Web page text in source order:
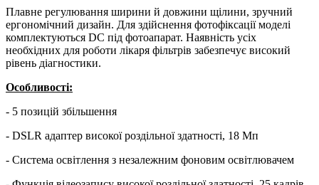
Плавне регулювання ширини й довжини щілини, зручний
ергономічний дизайн. Для здійснення фотофіксації моделі
комплектуються DC під фотоапарат. Наявність усіх
необхідних для роботи лікаря фільтрів забезпечує високий
рівень діагностики.
Особливості:
- 5 позицій збільшення
- DSLR адаптер високої роздільної здатності, 18 Мп
- Система освітлення з незалежним фоновим освітлювачем